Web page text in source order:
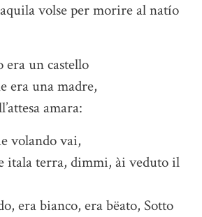
volse per morire al natío
un castello
era una madre,
amara:
volando vai,
itala terra, dimmi, ài veduto il
era bianco, era bëato, Sotto